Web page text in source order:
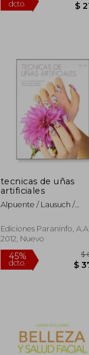
dcto.
tecnicas de uñas
artificiales
Alpuente / Lausuch /
Ediciones Paraninfo, A.a.,
2012, Nuevo
45%
dcto.